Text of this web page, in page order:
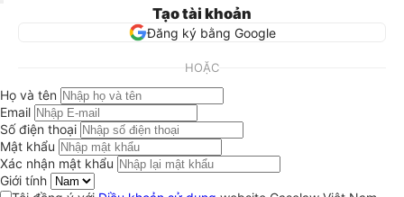
Tạo tài khoản
Đăng ký bằng Google
HOẶC
Họ và tên
Email
Số điện thoại
Mật khẩu
Xác nhận mật khẩu
Giới tính